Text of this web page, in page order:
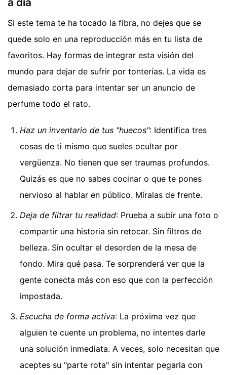
Si este tema te ha tocado la fibra, no dejes que se
quede solo en una reproducción más en tu lista de
favoritos. Hay formas de integrar esta visión del
mundo para dejar de sufrir por tonterías. La vida es
demasiado corta para intentar ser un anuncio de
perfume todo el rato.
Haz un inventario de tus "huecos": Identifica tres
cosas de ti mismo que sueles ocultar por
vergüenza. No tienen que ser traumas profundos.
Quizás es que no sabes cocinar o que te pones
nervioso al hablar en público. Míralas de frente.
Deja de filtrar tu realidad: Prueba a subir una foto o
compartir una historia sin retocar. Sin filtros de
belleza. Sin ocultar el desorden de la mesa de
fondo. Mira qué pasa. Te sorprenderá ver que la
gente conecta más con eso que con la perfección
impostada.
Escucha de forma activa: La próxima vez que
alguien te cuente un problema, no intentes darle
una solución inmediata. A veces, solo necesitan que
aceptes su "parte rota" sin intentar pegarla con